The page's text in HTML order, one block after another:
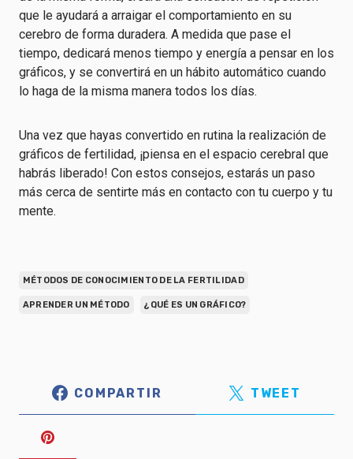
que le ayudará a arraigar el comportamiento en su
cerebro de forma duradera. A medida que pase el
tiempo, dedicará menos tiempo y energía a pensar en los
gráficos, y se convertirá en un hábito automático cuando
lo haga de la misma manera todos los días.
Una vez que hayas convertido en rutina la realización de
gráficos de fertilidad, ¡piensa en el espacio cerebral que
habrás liberado! Con estos consejos, estarás un paso
más cerca de sentirte más en contacto con tu cuerpo y tu
mente.
MÉTODOS DE CONOCIMIENTO DE LA FERTILIDAD
APRENDER UN MÉTODO ¿QUÉ ES UN GRÁFICO?
COMPARTIR TWEET